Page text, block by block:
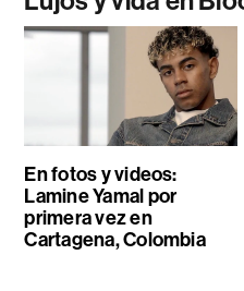
En fotos y videos:
Lamine Yamal por
primera vez en
Cartagena, Colombia